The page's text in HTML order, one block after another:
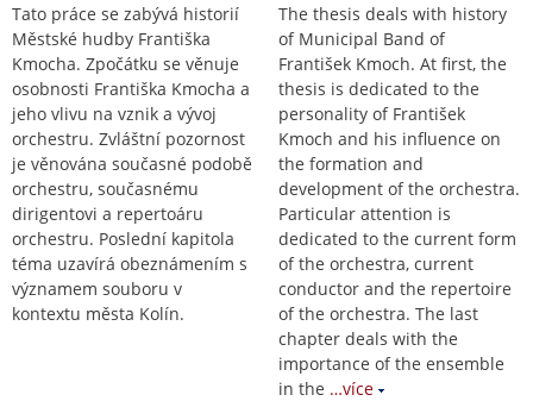
Tato práce se zabývá historií
Městské hudby Františka
Kmocha. Zpočátku se věnuje
osobnosti Františka Kmocha a
jeho vlivu na vznik a vývoj
orchestru. Zvláštní pozornost
je věnována současné podobě
orchestru, současnému
dirigentovi a repertoáru
orchestru. Poslední kapitola
téma uzavírá obeznámením s
významem souboru v
kontextu města Kolín.
The thesis deals with history
of Municipal Band of
František Kmoch. At first, the
thesis is dedicated to the
personality of František
Kmoch and his influence on
the formation and
development of the orchestra.
Particular attention is
dedicated to the current form
of the orchestra, current
conductor and the repertoire
of the orchestra. The last
chapter deals with the
importance of the ensemble
in the …více